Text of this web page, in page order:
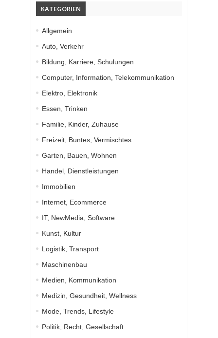
KATEGORIEN
Allgemein
Auto, Verkehr
Bildung, Karriere, Schulungen
Computer, Information, Telekommunikation
Elektro, Elektronik
Essen, Trinken
Familie, Kinder, Zuhause
Freizeit, Buntes, Vermischtes
Garten, Bauen, Wohnen
Handel, Dienstleistungen
Immobilien
Internet, Ecommerce
IT, NewMedia, Software
Kunst, Kultur
Logistik, Transport
Maschinenbau
Medien, Kommunikation
Medizin, Gesundheit, Wellness
Mode, Trends, Lifestyle
Politik, Recht, Gesellschaft